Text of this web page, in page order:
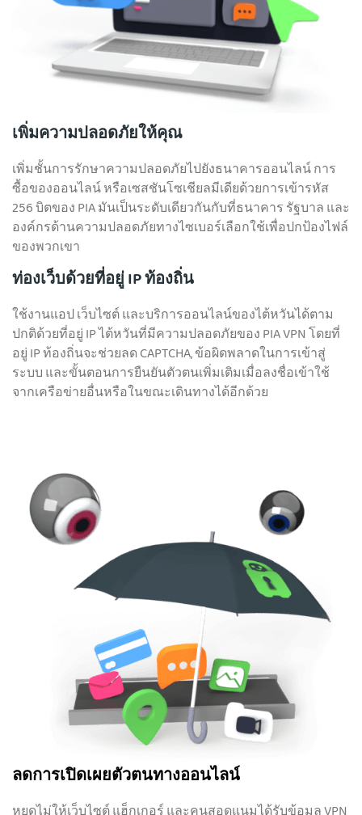
เพิ่มความปลอดภัยให้คุณ
เพิ่มชั้นการรักษาความปลอดภัยไปยังธนาคารออนไลน์ การ
ซื้อของออนไลน์ หรือเซสชันโซเชียลมีเดียด้วยการเข้ารหัส
256 บิตของ PIA มันเป็นระดับเดียวกันกับที่ธนาคาร รัฐบาล และ
องค์กรด้านความปลอดภัยทางไซเบอร์เลือกใช้เพื่อปกป้องไฟล์
ของพวกเขา
ท่องเว็บด้วยที่อยู่ IP ท้องถิ่น
ใช้งานแอป เว็บไซต์ และบริการออนไลน์ของไต้หวันได้ตาม
ปกติด้วยที่อยู่ IP ไต้หวันที่มีความปลอดภัยของ PIA VPN โดยที่
อยู่ IP ท้องถิ่นจะช่วยลด CAPTCHA, ข้อผิดพลาดในการเข้าสู่
ระบบ และขั้นตอนการยืนยันตัวตนเพิ่มเติมเมื่อลงชื่อเข้าใช้
จากเครือข่ายอื่นหรือในขณะเดินทางได้อีกด้วย
ลดการเปิดเผยตัวตนทางออนไลน์